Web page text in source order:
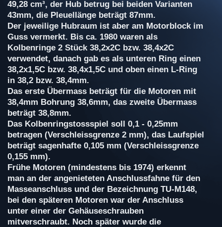
49,28 cm³, der Hub betrug bei beiden Varianten
43mm, die Pleuellänge beträgt 87mm.
Der jeweilige Hubraum ist aber am Motorblock im
Guss vermerkt. Bis ca. 1980 waren als
Kolbenringe 2 Stück 38,2x2C bzw. 38,4x2C
verwendet, danach gab es als unteren Ring einen
38,2x1,5C bzw. 38,4x1,5C und oben einen L-Ring
in 38,2 bzw. 38,4mm.
Das erste Übermass beträgt für die Motoren mit
38,4mm Bohrung 38,6mm, das zweite Übermass
beträgt 38,8mm.
Das Kolbenringstossspiel soll 0,1 - 0,25mm
betragen (Verschleissgrenze 2 mm), das Laufspiel
beträgt sagenhafte 0,105 mm (Verschleissgrenze
0,155 mm).
Frühe Motoren (mindestens bis 1974) erkennt
man an der angenieteten Anschlussfahne für den
Masseanschluss und der Bezeichnung TU-M148,
bei den späteren Motoren war der Anschluss
unter einer der Gehäuseschrauben
mitverschraubt. Noch später wurde die